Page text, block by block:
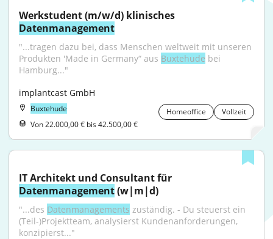
Datenmanagement
"...tragen dazu bei, dass Menschen weltweit mit unseren
Produkten 'Made in Germany“ aus Buxtehude bei
Hamburg..."
implantcast GmbH
Buxtehude Homeoffice
Vollzeit
Von 22.000,00 € bis 42.500,00 €
Datenmanagement (w|m|d)
"...des Datenmanagements zuständig. - Du steuerst ein
(Teil-)Projektteam, analysierst Kundenanforderungen,
konzipierst..."